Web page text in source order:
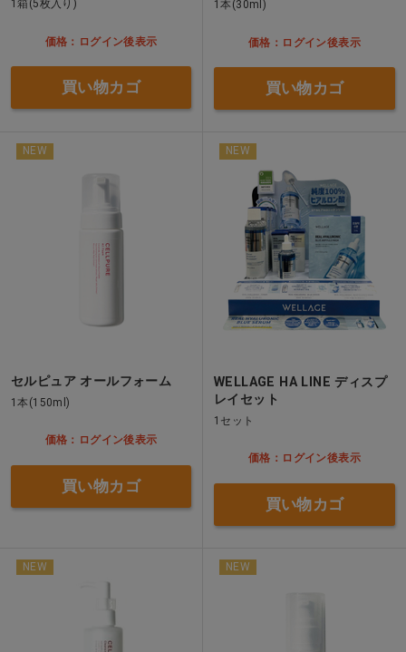
1箱(5枚入り)
価格：ログイン後表示
買い物カゴ
1本(30ml)
価格：ログイン後表示
買い物カゴ
NEW
セルピュア オールフォーム
1本(150ml)
価格：ログイン後表示
買い物カゴ
NEW
WELLAGE HA LINE ディスプ
レイセット
1セット
価格：ログイン後表示
買い物カゴ
NEW NEW